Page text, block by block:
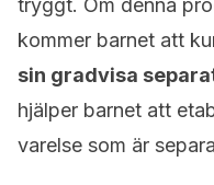
tryggt. Om denna
kommer barnet att
sin gradvisa
hjälper barnet att
varelse som är